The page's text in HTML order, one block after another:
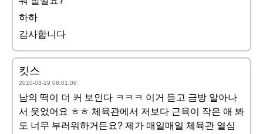
하하
감사합니다
킷스
2010-03-19 08:01:08
남의 떡이 더 커 보인다 ㅋㅋㅋ 이거 듣고 금방 알아나
서 웃었어요 ㅎㅎ 체육관에서 저보다 근육이 작은 애 봐
도 너무 부러워하거든요? 제가 매일매일 체육관 열심